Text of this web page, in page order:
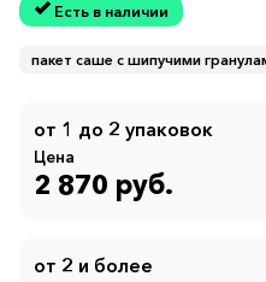
Есть в наличии
пакет саше с шипучими
от 1 до 2 упаковок
Цена
2 870 руб.
от 2 и более